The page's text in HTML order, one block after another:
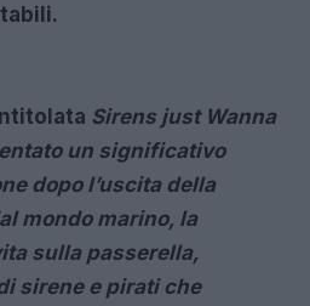
Sirens just Wanna
un significativo
dopo l’uscita della
mondo marino, la
sulla passerella,
sirene e pirati che